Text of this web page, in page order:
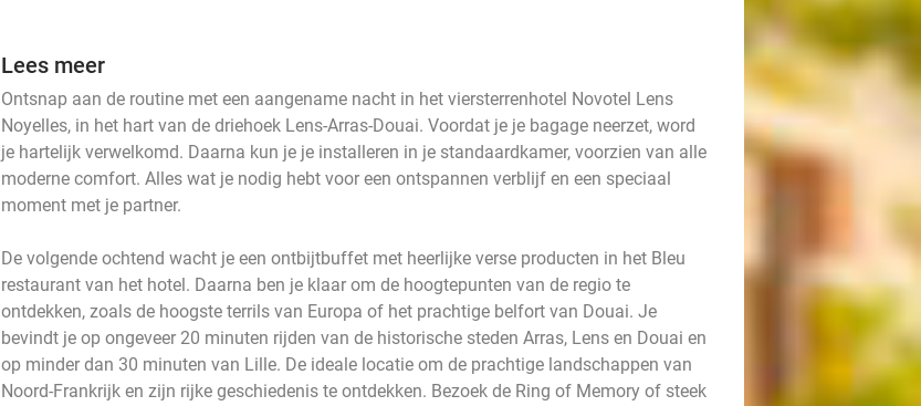
Lees meer
Ontsnap aan de routine met een aangename nacht in het viersterrenhotel Novotel Lens
Noyelles, in het hart van de driehoek Lens-Arras-Douai. Voordat je je bagage neerzet, word
je hartelijk verwelkomd. Daarna kun je je installeren in je standaardkamer, voorzien van alle
moderne comfort. Alles wat je nodig hebt voor een ontspannen verblijf en een speciaal
moment met je partner.
De volgende ochtend wacht je een ontbijtbuffet met heerlijke verse producten in het Bleu
restaurant van het hotel. Daarna ben je klaar om de hoogtepunten van de regio te
ontdekken, zoals de hoogste terrils van Europa of het prachtige belfort van Douai. Je
bevindt je op ongeveer 20 minuten rijden van de historische steden Arras, Lens en Douai en
op minder dan 30 minuten van Lille. De ideale locatie om de prachtige landschappen van
Noord-Frankrijk en zijn rijke geschiedenis te ontdekken. Bezoek de Ring of Memory of steek